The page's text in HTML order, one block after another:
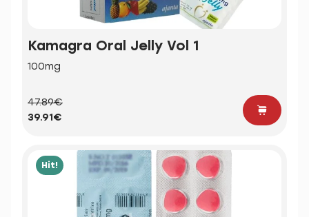
Kamagra Oral Jelly Vol 1
100mg
47.89€
39.91€
Hit!